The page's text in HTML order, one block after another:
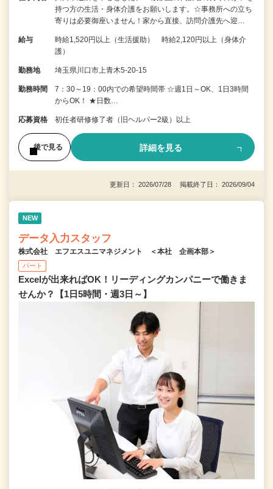
持つ方の生活・身体介護をお願いします。☆事務所への立ち
寄りは必要御座いません！家から直接、訪問介護先へ迎…
給与
時給1,520円以上（生活援助） 時給2,120円以上（身体介
護）
勤務地 埼玉県川口市上青木5-20-15
勤務時間
7：30～19：00内での希望時間帯 ☆週1日～OK、1日3時間
からOK！ ★日数…
応募資格 初任者研修修了者（旧ヘルパー2級）以上
後で見る 詳細を見る
更新日： 2026/07/28 掲載終了日： 2026/09/04
NEW
データ入力スタッフ
株式会社 エフエスユニマネジメント ＜本社 企画本部＞
パート
Excelが出来ればOK！リーディングカンパニーで働きま
せんか？【1日5時間・週3日～】